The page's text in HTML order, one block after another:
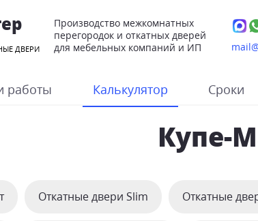
ДВЕРИ
Производство межкомнатных
перегородок и откатных дверей
для мебельных компаний и ИП
работы Калькулятор Сроки
Купе-
Откатные двери Slim Откатные